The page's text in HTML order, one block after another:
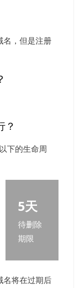
名，但是注册
？
下的生命周
5天
待删除
期限
名将在过期后